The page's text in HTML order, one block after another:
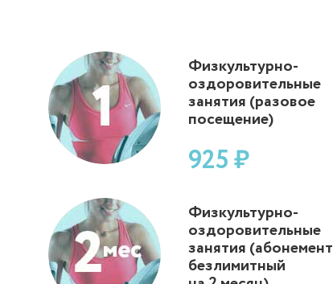
Физкультурно-
оздоровительные
занятия (разовое
посещение)
925 ₽
Физкультурно-
оздоровительные
занятия (абонемент
безлимитный